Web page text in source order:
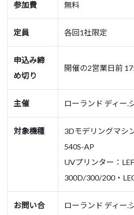
参加費 無料
定員 各回1社限定
申込み締
め切り
開催の2営業日前
主催 ローランド ディー.
対象機種
3Dモデリングマシ
540S-AP
UVプリンター：
300D/300/200・
お問い合
ローランド ディー.